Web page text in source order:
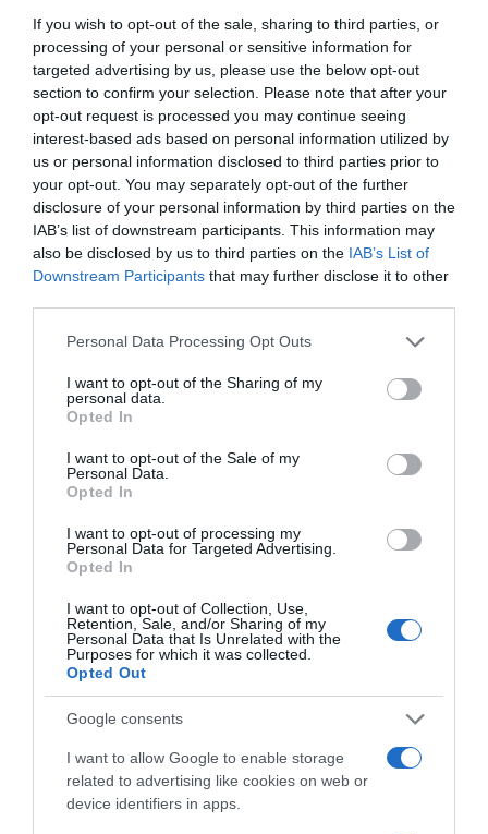
If you wish to opt-out of the sale, sharing to third parties, or
processing of your personal or sensitive information for
targeted advertising by us, please use the below opt-out
section to confirm your selection. Please note that after your
opt-out request is processed you may continue seeing
interest-based ads based on personal information utilized by
us or personal information disclosed to third parties prior to
your opt-out. You may separately opt-out of the further
disclosure of your personal information by third parties on the
IAB’s list of downstream participants. This information may
also be disclosed by us to third parties on the IAB’s List of
Downstream Participants that may further disclose it to other
Please note that this website/app uses one or more Google
not limited to your visit or usage behaviour. You may click to
grant or deny consent to Google and its third-party tags to
use your data for below specified purposes in below Google
consent section.
Personal Data Processing Opt Outs
I want to opt-out of the Sharing of my
personal data.
Opted In
I want to opt-out of the Sale of my
Personal Data.
Opted In
I want to opt-out of processing my
Personal Data for Targeted Advertising.
Opted In
I want to opt-out of Collection, Use,
Retention, Sale, and/or Sharing of my
Personal Data that Is Unrelated with the
Purposes for which it was collected.
Opted Out
Google consents
I want to allow Google to enable storage
related to advertising like cookies on web or
device identifiers in apps.
LIFESTYLE